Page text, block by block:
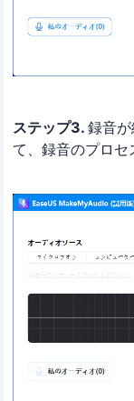
ステップ3.録音
て、録音のプロセ